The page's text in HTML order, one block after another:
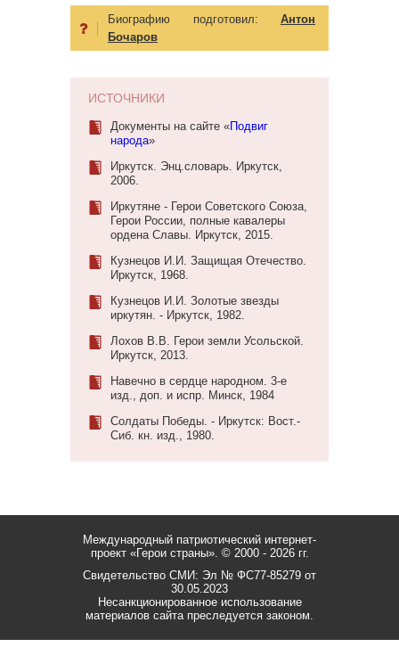
Биографию подготовил: Антон
Бочаров
ИСТОЧНИКИ
Документы на сайте «Подвиг
народа»
Иркутск. Энц.словарь. Иркутск,
2006.
Иркутяне - Герои Советского Союза,
Герои России, полные кавалеры
ордена Славы. Иркутск, 2015.
Кузнецов И.И. Защищая Отечество.
Иркутск, 1968.
Кузнецов И.И. Золотые звезды
иркутян. - Иркутск, 1982.
Лохов В.В. Герои земли Усольской.
Иркутск, 2013.
Навечно в сердце народном. 3-е
изд., доп. и испр. Минск, 1984
Солдаты Победы. - Иркутск: Вост.-
Сиб. кн. изд., 1980.
Международный патриотический интернет-
проект «Герои страны». © 2000 - 2026 гг.
Свидетельство СМИ: Эл № ФС77-85279 от
30.05.2023
Несанкционированное использование
материалов сайта преследуется законом.